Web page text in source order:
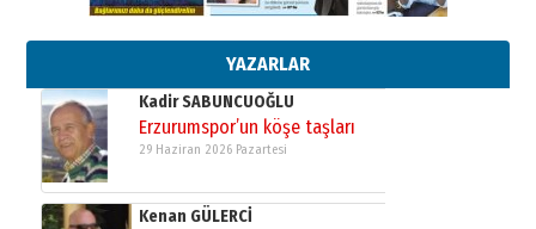
YAZARLAR
Başkan Sekmen’den Erzurum’a
bir vizyon proje daha!
02 Ağustos 2026 Pazar
Kadir SABUNCUOĞLU
Erzurumspor’un köşe taşları
29 Haziran 2026 Pazartesi
Kenan GÜLERCİ